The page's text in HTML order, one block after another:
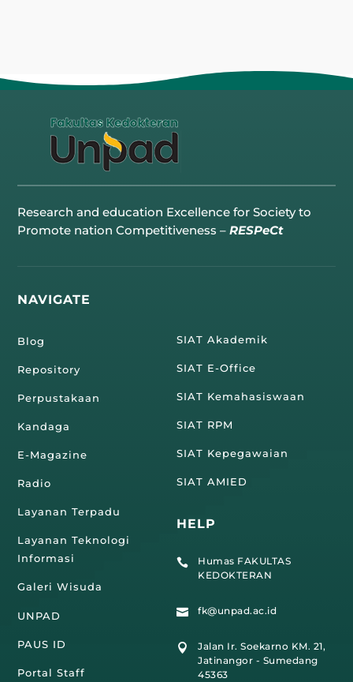
Research and education Excellence for Society to
Promote nation Competitiveness –RESPeCt
NAVIGATE
Blog
Repository
Perpustakaan
Kandaga
E-Magazine
Radio
Layanan Terpadu
Layanan Teknologi
Informasi
Galeri Wisuda
UNPAD
PAUS ID
Portal Staff
SIAT Akademik
SIAT E-Office
SIAT Kemahasiswaan
SIAT RPM
SIAT Kepegawaian
SIAT AMIED
HELP

Humas FAKULTAS
KEDOKTERAN
 fk@unpad.ac.id

Jalan Ir. Soekarno KM. 21,
Jatinangor - Sumedang
45363